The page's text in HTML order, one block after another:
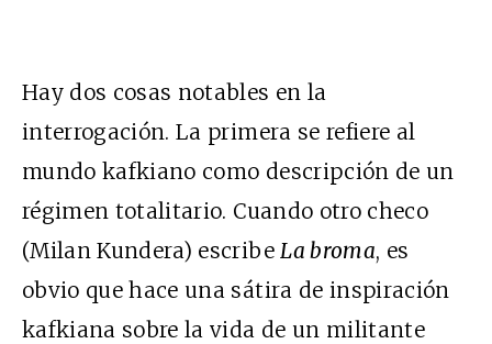
Hay dos cosas notables en la
interrogación. La primera se refiere al
mundo kafkiano como descripción de un
régimen totalitario. Cuando otro checo
(Milan Kundera) escribeLa broma, es
obvio que hace una sátira de inspiración
kafkiana sobre la vida de un militante